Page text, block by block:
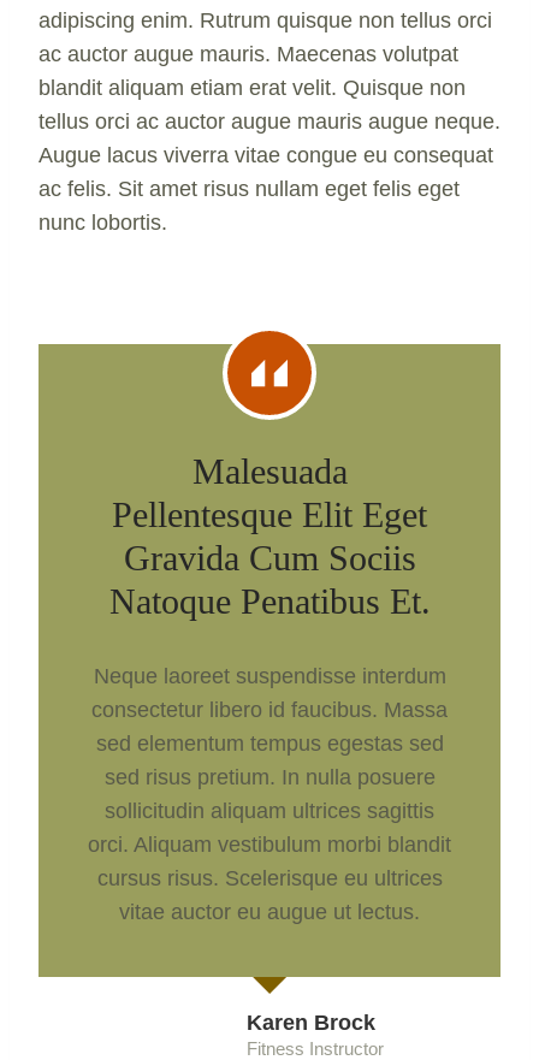
adipiscing enim. Rutrum quisque non tellus orci
ac auctor augue mauris. Maecenas volutpat
blandit aliquam etiam erat velit. Quisque non
tellus orci ac auctor augue mauris augue neque.
Augue lacus viverra vitae congue eu consequat
ac felis. Sit amet risus nullam eget felis eget
nunc lobortis.
Malesuada
Pellentesque Elit Eget
Gravida Cum Sociis
Natoque Penatibus Et.
Neque laoreet suspendisse interdum
consectetur libero id faucibus. Massa
sed elementum tempus egestas sed
sed risus pretium. In nulla posuere
sollicitudin aliquam ultrices sagittis
orci. Aliquam vestibulum morbi blandit
cursus risus. Scelerisque eu ultrices
vitae auctor eu augue ut lectus.
Karen Brock
Fitness Instructor